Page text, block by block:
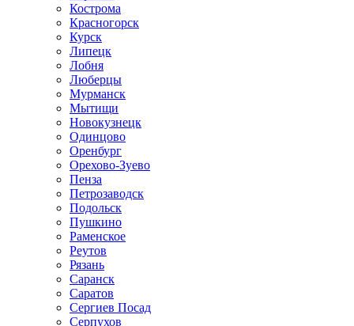
Кострома
Красногорск
Курск
Липецк
Лобня
Люберцы
Мурманск
Мытищи
Новокузнецк
Одинцово
Оренбург
Орехово-Зуево
Пенза
Петрозаводск
Подольск
Пушкино
Раменское
Реутов
Рязань
Саранск
Саратов
Сергиев Посад
Серпухов